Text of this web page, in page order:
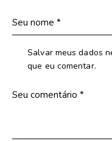
Salvar meus dados
que eu comentar.